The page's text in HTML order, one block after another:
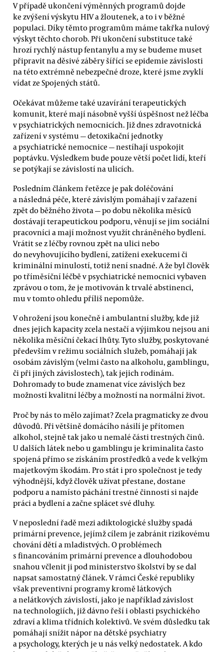
V případě ukončení výměnných programů dojde
ke zvýšení výskytu HIV a žloutenek, a to i v běžné
populaci. Díky těmto programům máme takřka nulový
výskyt těchto chorob. Při ukončení substituce také
hrozí rychlý nástup fentanylu a my se budeme muset
připravit na děsivé záběry šířící se epidemie závislosti
na této extrémně nebezpečné droze, které jsme zvyklí
vídat ze Spojených států.
Očekávat můžeme také uzavírání terapeutických
komunit, které mají násobně vyšší úspěšnost než léčba
v psychiatrických nemocnicích. Již dnes zdravotnická
zařízení v systému — detoxikační jednotky
a psychiatrické nemocnice — nestíhají uspokojit
poptávku. Výsledkem bude pouze větší počet lidí, kteří
se potýkají se závislostí na ulicích.
Posledním článkem řetězce je pak doléčování
a následná péče, které závislým pomáhají v zařazení
zpět do běžného života — po dobu několika měsíců
dostávají terapeutickou podporu, věnují se jim sociální
pracovníci a mají možnost využít chráněného bydlení.
Vrátit se z léčby rovnou zpět na ulici nebo
do nevyhovujícího bydlení, zatíženi exekucemi či
kriminální minulostí, totiž není snadné. A že byl člověk
po tříměsíční léčbě v psychiatrické nemocnici vybaven
zprávou o tom, že je motivován k trvalé abstinenci,
mu v tomto ohledu příliš nepomůže.
V ohrožení jsou konečně i ambulantní služby, kde již
dnes jejich kapacity zcela nestačí a výjimkou nejsou ani
několika měsíční čekací lhůty. Tyto služby, poskytované
především v režimu sociálních služeb, pomáhají jak
osobám závislým (velmi často na alkoholu, gamblingu,
či při jiných závislostech), tak jejich rodinám.
Dohromady to bude znamenat více závislých bez
možností kvalitní léčby a možností na normální život.
Proč by nás to mělo zajímat? Zcela pragmaticky ze dvou
důvodů. Při většině domácího násilí je přítomen
alkohol, stejně tak jako u nemalé části trestných činů.
U dalších látek nebo u gamblingu je kriminalita často
spojená přímo se získáním prostředků a vede k velkým
majetkovým škodám. Pro stát i pro společnost je tedy
výhodnější, když člověk užívat přestane, dostane
podporu a namísto páchání trestné činnosti si najde
práci a bydlení a začne splácet své dluhy.
V neposlední řadě mezi adiktologické služby spadá
primární prevence, jejímž cílem je zabránit rizikovému
chování dětí a mladistvých. O problémech
s financováním primární prevence a dlouhodobou
snahou včlenit ji pod ministerstvo školství by se dal
napsat samostatný článek. V rámci České republiky
však preventivní programy kromě látkových
a nelátkových závislostí, jako je například závislost
na technologiích, již dávno řeší i oblasti psychického
zdraví a klima třídních kolektivů. Ve svém důsledku tak
pomáhají snížit nápor na dětské psychiatry
a psychology, kterých je u nás velký nedostatek. A kdo